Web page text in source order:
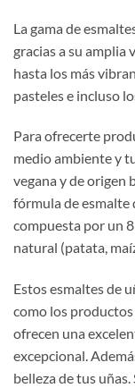
La gama de
gracias a su amplia
hasta los más
pasteles e incluso
Para ofrecerte
medio ambiente y
vegana y de origen
fórmula de esmalte
compuesta por un
natural (patata,
Estos esmaltes de
como los
ofrecen una
excepcional.
belleza de tus